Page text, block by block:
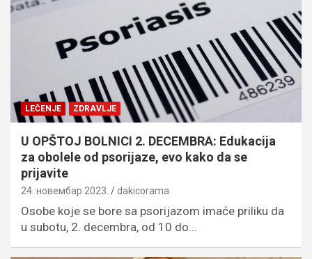
LEČENJE ZDRAVLJE
U OPŠTOJ BOLNICI 2. DECEMBRA: Edukacija
za obolele od psorijaze, evo kako da se
prijavite
24. новембар 2023. dakicorama
Osobe koje se bore sa psorijazom imaće priliku da
u subotu, 2. decembra, od 10 do…